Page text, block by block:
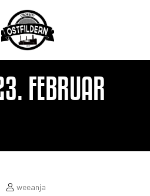
FEBRUAR
weeanja